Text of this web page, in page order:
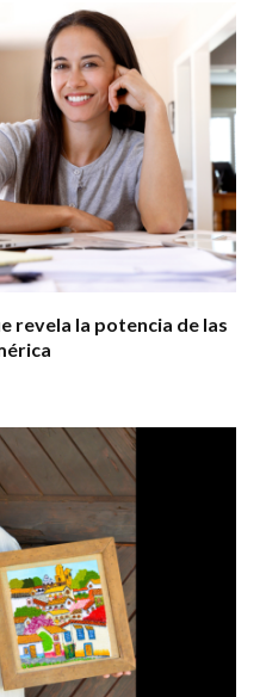
revela la potencia de las